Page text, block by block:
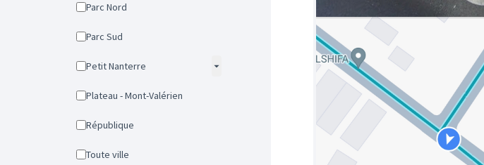
Parc Nord
Parc Sud
Petit Nanterre
Plateau - Mont-Valérien
République
Toute ville